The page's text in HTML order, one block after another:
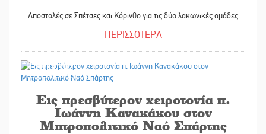
Αποστολές σε Σπέτσες και Κόρινθο για τις δύο λακωνικές ομάδες
ΠΕΡΙΣΣΟΤΕΡΑ
29/08/2025
Εις πρεσβύτερον χειροτονία π.
Ιωάννη Κανακάκου στον
Μητροπολιτικό Ναό Σπάρτης